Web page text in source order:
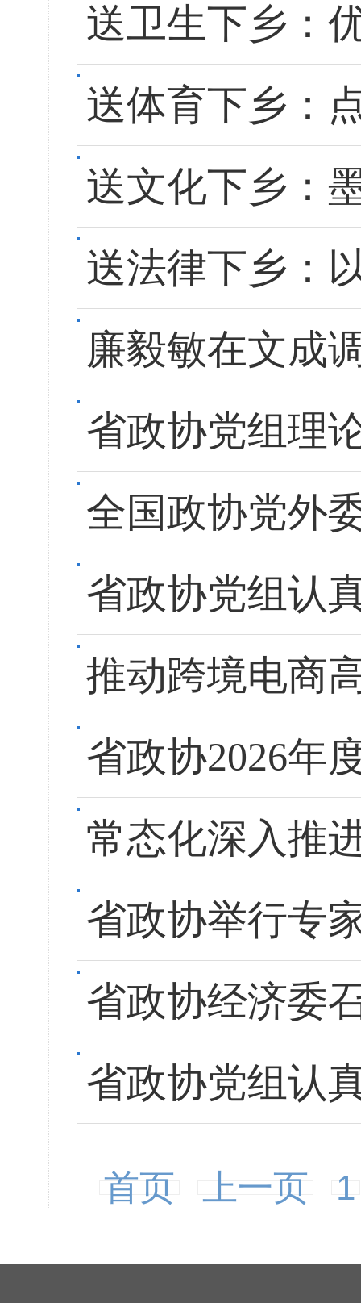
送卫生下乡：
送体育下乡：
送文化下乡：
送法律下乡：
廉毅敏在文成
省政协党组理
全国政协党外
省政协党组认
推动跨境电商
省政协2026年
常态化深入推
省政协举行专
省政协经济委
省政协党组认
首页 上一页 1